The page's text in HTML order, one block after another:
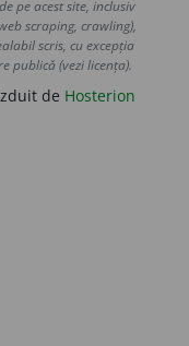
pe acest site, inclusiv
scraping, crawling),
scris, cu excepția
publică (vezi licența).
de Hosterion